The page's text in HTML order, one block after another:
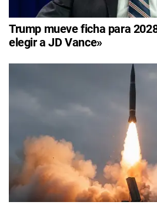
Trump mueve ficha para
elegir a JD Vance»